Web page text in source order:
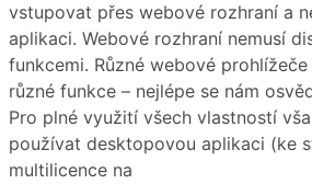
vstupovat přes webové rozhraní a
aplikaci. Webové rozhraní nemusí
funkcemi. Různé webové
různé funkce – nejlépe se nám
Pro plné využití všech vlastností
používat desktopovou aplikaci (ke
multilicence na